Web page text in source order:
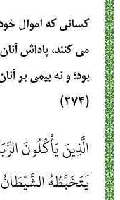
كسانى كه اموال
مى كنند، پاداش
بود؛ و نه بيمى بر
(۲۷۴)
الَّذِينَ يَأْكُلُونَ
يَتَخَبَّطُهُ